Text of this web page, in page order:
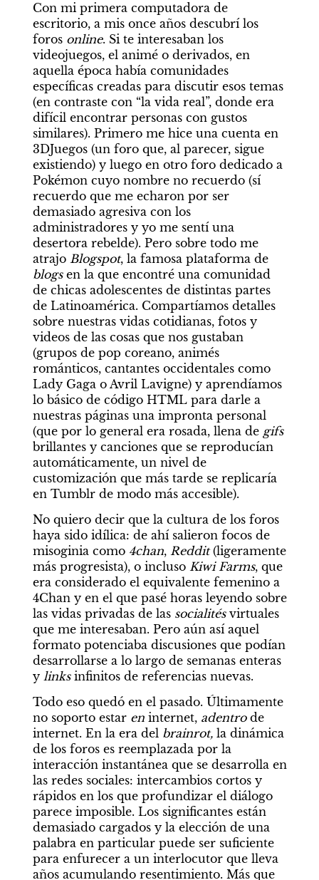
Con mi primera computadora de
escritorio, a mis once años descubrí los
foros online. Si te interesaban los
videojuegos, el animé o derivados, en
aquella época había comunidades
específicas creadas para discutir esos temas
(en contraste con “la vida real”, donde era
difícil encontrar personas con gustos
similares). Primero me hice una cuenta en
3DJuegos (un foro que, al parecer, sigue
existiendo) y luego en otro foro dedicado a
Pokémon cuyo nombre no recuerdo (sí
recuerdo que me echaron por ser
demasiado agresiva con los
administradores y yo me sentí una
desertora rebelde). Pero sobre todo me
atrajo Blogspot
, la famosa plataforma de
blogs en la que encontré una comunidad
de chicas adolescentes de distintas partes
de Latinoamérica. Compartíamos detalles
sobre nuestras vidas cotidianas, fotos y
videos de las cosas que nos gustaban
(grupos de pop coreano, animés
románticos, cantantes occidentales como
Lady Gaga o Avril Lavigne) y aprendíamos
lo básico de código HTML para darle a
nuestras páginas una impronta personal
(que por lo general era rosada, llena de gifs
brillantes y canciones que se reproducían
automáticamente, un nivel de
customización que más tarde se replicaría
en Tumblr de modo más accesible).
No quiero decir que la cultura de los foros
haya sido idílica: de ahí salieron focos de
misoginia como 4chan, Reddit (ligeramente
más progresista), o incluso Kiwi Farms, que
era considerado el equivalente femenino a
4Chan y en el que pasé horas leyendo sobre
las vidas privadas de las socialités virtuales
que me interesaban. Pero aún así aquel
formato potenciaba discusiones que podían
desarrollarse a lo largo de semanas enteras
y links infinitos de referencias nuevas.
Todo eso quedó en el pasado. Últimamente
no soporto estar en internet, adentro de
internet. En la era del brainrot, la dinámica
de los foros es reemplazada por la
interacción instantánea que se desarrolla en
las redes sociales: intercambios cortos y
rápidos en los que profundizar el diálogo
parece imposible. Los significantes están
demasiado cargados y la elección de una
palabra en particular puede ser suficiente
para enfurecer a un interlocutor que lleva
años acumulando resentimiento. Más que